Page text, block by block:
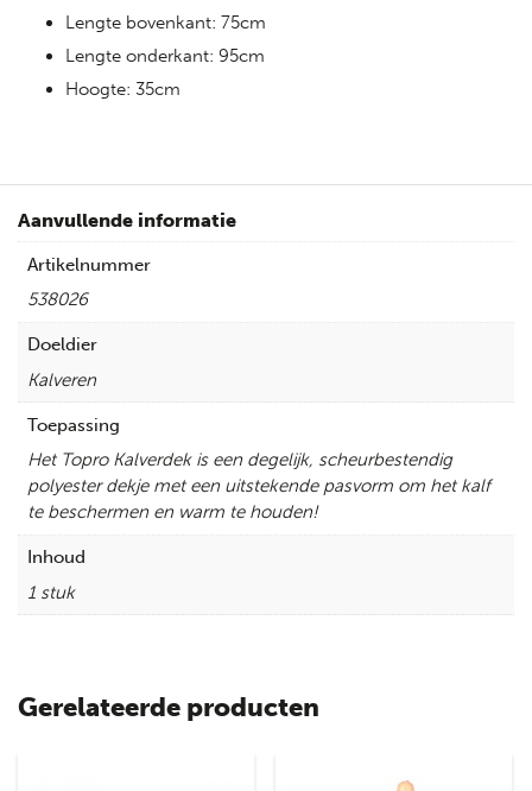
Lengte bovenkant: 75cm
Lengte onderkant: 95cm
Hoogte: 35cm
Aanvullende informatie
Artikelnummer
538026
Doeldier
Kalveren
Toepassing
Het Topro Kalverdek is een degelijk, scheurbestendig
polyester dekje met een uitstekende pasvorm om het kalf
te beschermen en warm te houden!
Inhoud
1 stuk
Gerelateerde producten